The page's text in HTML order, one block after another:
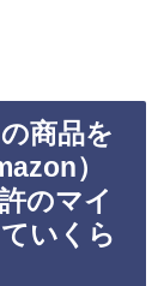
商品を
）
のマイ
いくら